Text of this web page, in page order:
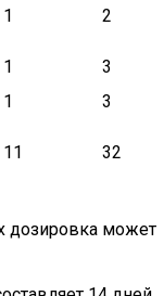
1 2
1
3
1
3
11 32
дозировка может